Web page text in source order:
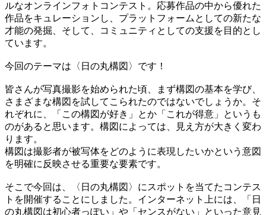
ルなオンラインフォトコンテスト。応募作品の中から優れた
作品をキュレーションし、プラットフォームとしての新たな
才能の発掘、そして、コミュニティとしての支援を目的とし
ています。
今回のテーマは〈日の丸構図〉です！
皆さんが写真撮影を始められた頃、まず構図の基本を学び、
さまざまな構図を試してこられたのではないでしょうか。そ
れぞれに、「この構図が好き」とか「これが得意」というも
のがあると思います。構図によっては、見え方が大きく変わ
ります。
構図は撮影者が被写体をどのように表現したいかという意図
を明確に反映させる重要な要素です。
そこで今回は、〈日の丸構図〉にスポットを当てたコンテス
トを開催することにしました。インターネット上には、「日
の丸構図は初心者っぽい」や「センスがない」といった意見